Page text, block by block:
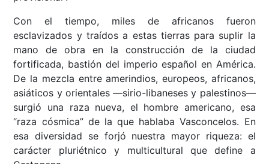
Con el tiempo, miles de africanos fueron
esclavizados y traídos a estas tierras para suplir la
mano de obra en la construcción de la ciudad
fortificada, bastión del imperio español en América.
De la mezcla entre amerindios, europeos, africanos,
asiáticos y orientales —sirio-libaneses y palestinos—
surgió una raza nueva, el hombre americano, esa
“raza cósmica” de la que hablaba Vasconcelos. En
esa diversidad se forjó nuestra mayor riqueza: el
carácter pluriétnico y multicultural que define a